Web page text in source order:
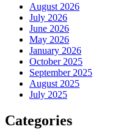
August 2026
July 2026
June 2026
May 2026
January 2026
October 2025
September 2025
August 2025
July 2025
Categories